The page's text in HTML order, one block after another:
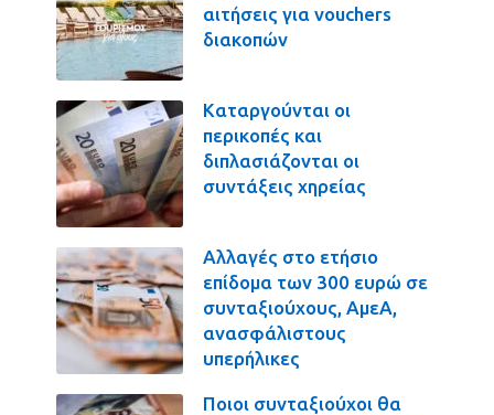
αιτήσεις για vouchers
διακοπών
Καταργούνται οι
περικοπές και
διπλασιάζονται οι
συντάξεις χηρείας
Αλλαγές στο ετήσιο
επίδομα των 300 ευρώ σε
συνταξιούχους, ΑμεΑ,
ανασφάλιστους
υπερήλικες
Ποιοι συνταξιούχοι θα